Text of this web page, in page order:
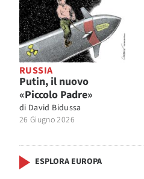
RUSSIA
Putin, il nuovo
«Piccolo Padre»
di David Bidussa
26 Giugno 2026
ESPLORA EUROPA